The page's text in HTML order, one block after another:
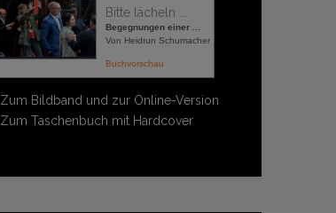
Bitte lächeln ...
Begegnungen einer ...
Von Heidrun Schumacher
Buchvorschau
Zum Bildband und zur Online-Version
Zum Taschenbuch mit Hardcover